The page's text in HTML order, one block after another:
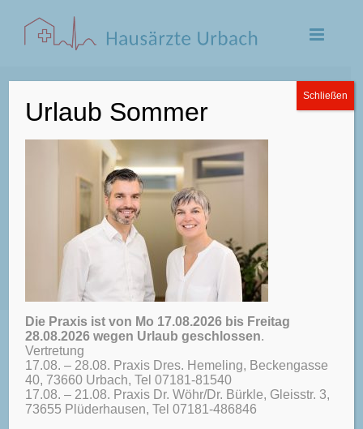
Inhalt
IMG_3173
Urlaub Sommer
Die Praxis ist von Mo 17.08.2026 bis Freitag
28.08.2026 wegen Urlaub geschlossen.
Vertretung
17.08. – 28.08. Praxis Dres. Hemeling, Beckengasse
40, 73660 Urbach, Tel 07181-81540
17.08. – 21.08. Praxis Dr. Wöhr/Dr. Bürkle, Gleisstr. 3,
73655 Plüderhausen, Tel 07181-486846
Schließen